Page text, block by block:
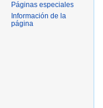
Páginas especiales
Información de la
página